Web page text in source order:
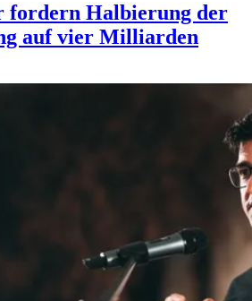
fordern Halbierung der
auf vier Milliarden